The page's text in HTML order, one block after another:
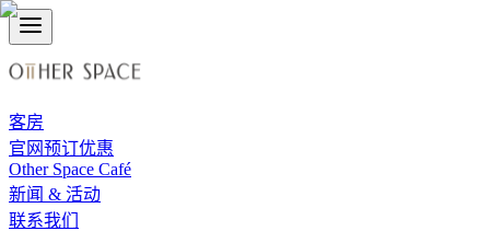
客房
官网预订优惠
Other Space Café
新闻 & 活动
联系我们